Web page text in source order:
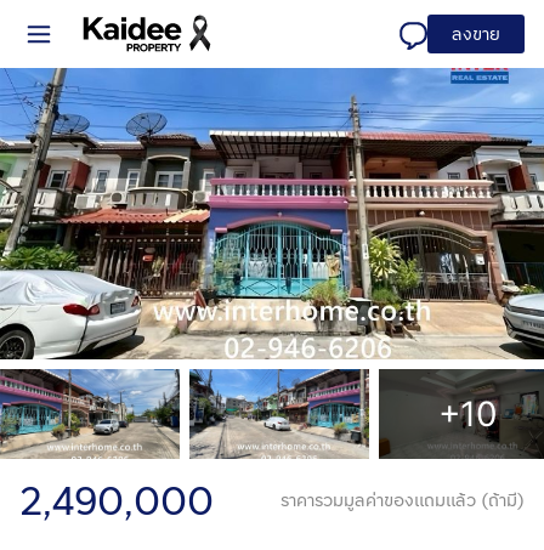
ลงขาย
+10
2,490,000 ราคารวมมูลค่าของแถมแล้ว (ถ้ามี)